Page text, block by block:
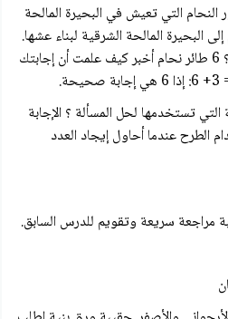
9 من طيور النحام التي تعيش في البحيرة المالحة
النحام إلى البحيرة المالحة الشرقية لبناء عشها.
فكم عدد طيور النحام المتبقية ؟ 6 طائر نحام أخبر كيف علمت أن إجابتك
تستخدمها لحل المسألة ؟ الإجابة
الطرح عندما أحاول إيجاد العدد
مراجعة سريعة وتقويم للدرس السابق.